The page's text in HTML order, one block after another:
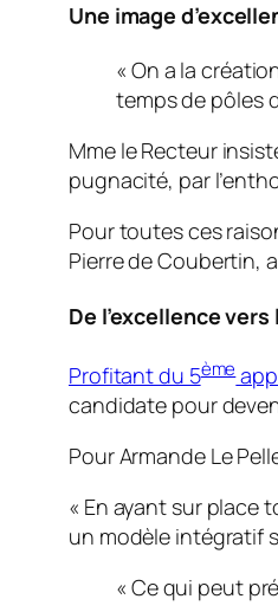
Une image
« On a la
temps de pôles
Mme le Recteur
pugnacité, par
Pour toutes ces
Pierre de Coubertin,
De l’excellence
Profitant du 5ème
candidate pour
Pour Armande Le
« En ayant sur place
un modèle intégratif
« Ce qui peut